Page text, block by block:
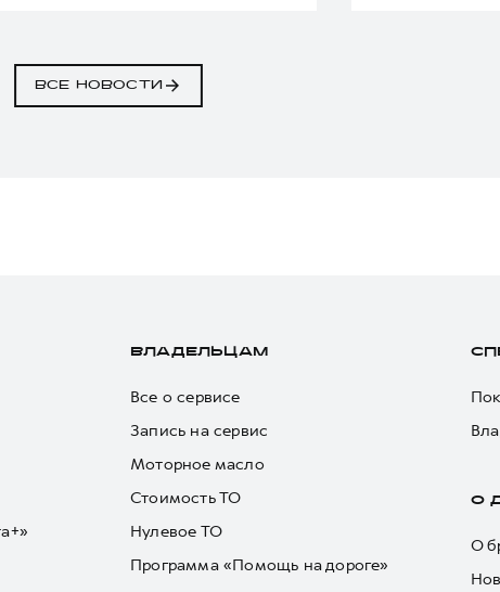
ВСЕ НОВОСТИ
ВЛАДЕЛЬЦАМ
Все о сервисе
Запись на сервис
Моторное масло
Стоимость ТО
Нулевое ТО
Программа «Помощь на дороге»
О
О